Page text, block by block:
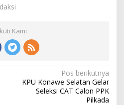
Kami
Pos berikutnya
KPU Konawe Selatan Gelar
Seleksi CAT Calon PPK
Pilkada